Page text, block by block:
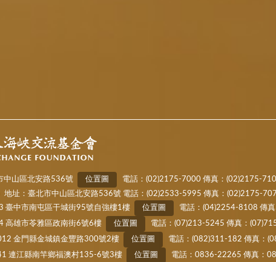
中山區北安路536號 位置圖
電話：(02)2175-7000 傳真：(02)2175-
地址：臺北市中山區北安路536號 電話：(02)2533-5995 傳真：(02)2175-
臺中市南屯區干城街95號自強樓1樓
位置圖
電話：(04)2254-8108 傳
高雄市苓雅區政南街6號6樓
位置圖
電話：(07)213-5245 傳真：
金門縣金城鎮金豐路300號2樓
位置圖
電話：(082)311-182 傳真：
連江縣南竿鄉福澳村135-6號3樓
位置圖 電話：0836-22265 傳真：